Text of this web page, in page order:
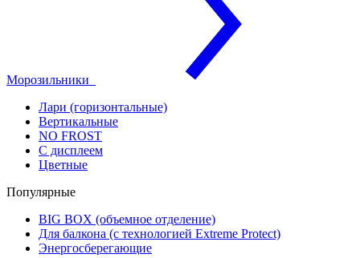
Морозильники
Лари (горизонтальные)
Вертикальные
NO FROST
С дисплеем
Цветные
Популярные
BIG BOX (объемное отделение)
Для балкона (с технологией Extreme Protect)
Энергосберегающие